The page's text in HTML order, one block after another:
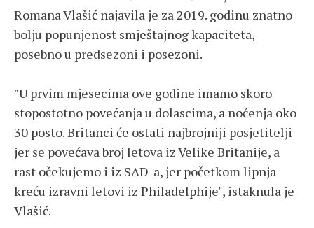
Romana Vlašić najavila je za 2019. godinu znatno
bolju popunjenost smještajnog kapaciteta,
posebno u predsezoni i posezoni.
"U prvim mjesecima ove godine imamo skoro
stopostotno povećanja u dolascima, a noćenja oko
30 posto. Britanci će ostati najbrojniji posjetitelji
jer se povećava broj letova iz Velike Britanije, a
rast očekujemo i iz SAD-a, jer početkom lipnja
kreću izravni letovi iz Philadelphije", istaknula je
Vlašić.